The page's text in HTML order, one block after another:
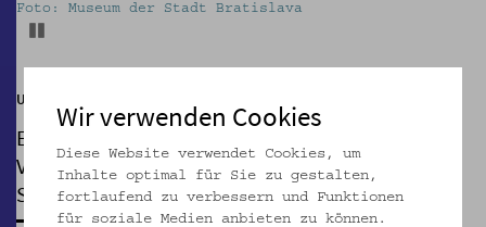
Foto: Museum der Stadt Bratislava
Unterwegs mit dem Verein
EXKURSION NACH BRATISLAVA
Von der Burg zum Apponyi Palais im
Stadtzentrum
Wir verwenden Cookies
Diese Website verwendet Cookies, um
Inhalte optimal für Sie zu gestalten,
fortlaufend zu verbessern und Funktionen
für soziale Medien anbieten zu können.